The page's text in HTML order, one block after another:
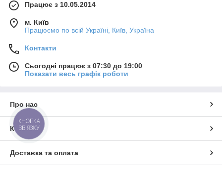
Працює з 10.05.2014
м. Київ
Працюємо по всій Україні, Київ, Україна
Контакти
Сьогодні працює з 07:30 до 19:00
Показати весь графік роботи
Про нас
Контакти
Доставка та оплата
КНОПКА
ЗВ'ЯЗКУ